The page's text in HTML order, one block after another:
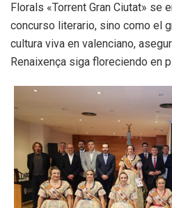
Florals «Torrent Gran Ciutat» se
concurso literario, sino como el
cultura viva en valenciano,
Renaixença siga floreciendo en